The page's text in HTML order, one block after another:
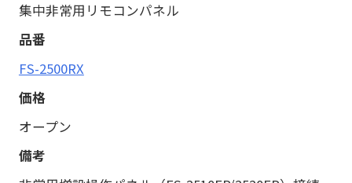
集中非常用リモコンパネル
FS-2500RX
オープン